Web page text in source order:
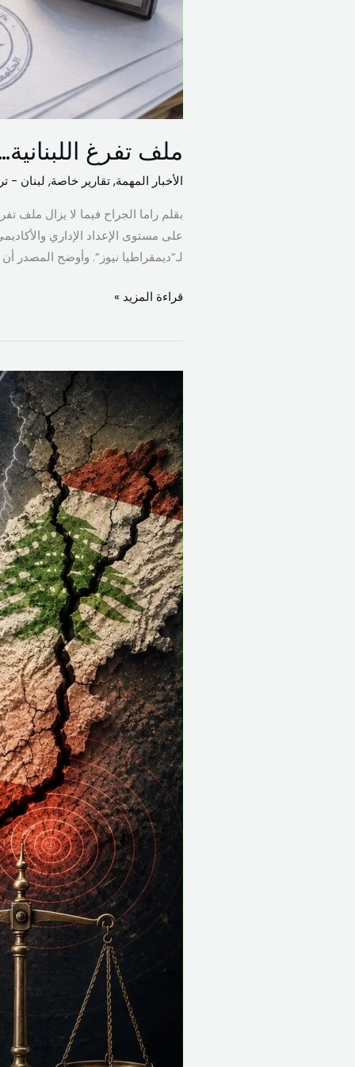
ملف تفرغ
الأخبار المهمة,تقارير خاصة, لبنان -
بقلم راما الجراح فيما لا يزال ملف
على مستوى الإعداد الإداري
لـ”ديمقراطيا نيوز”. وأوضح المصدر
قراءة المزيد »
خطوط
الزلازل
الإقليمية:
بين
المظلة
التركية
وهندسة
التوازنات
الداخلية*